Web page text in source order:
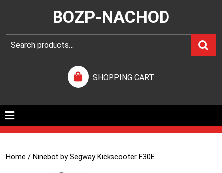
BOZP-NACHOD
SHOPPING CART
Home / Ninebot by Segway Kickscooter F30E